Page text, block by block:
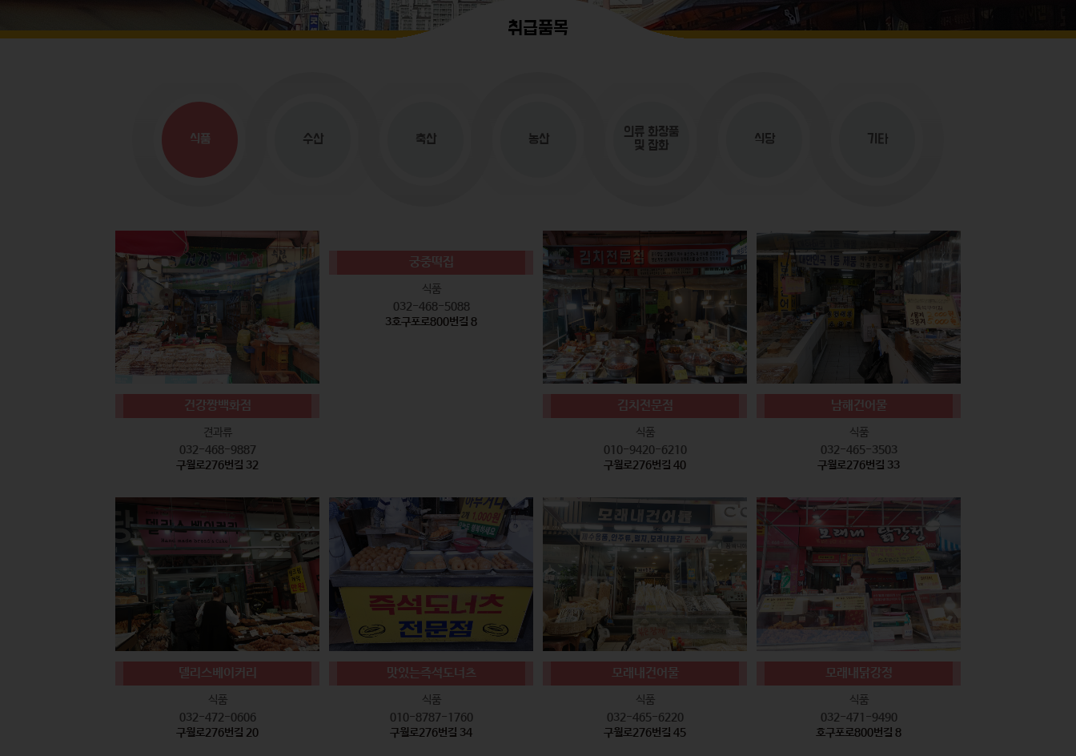
취급품목
식품 수산 축산 농산
의류 화장품
및 잡화
식당 기타
건강짱백화점
견과류
032-468-9887
구월로276번길 32
궁중떡집
식품
032-468-5088
3호구포로800번길 8
김치전문점
식품
010-9420-6210
구월로276번길 40
남해건어물
식품
032-465-3503
구월로276번길 33
델리스베이커리
식품
032-472-0606
구월로276번길 20
맛있는즉석도너츠
식품
010-8787-1760
구월로276번길 34
모래내건어물
식품
032-465-6220
구월로276번길 45
모래내닭강정
식품
032-471-9490
호구포로800번길 8